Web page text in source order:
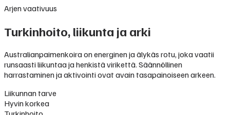
Arjen vaativuus
Turkinhoito, liikunta ja arki
Australianpaimenkoira on energinen ja älykäs rotu, joka vaatii
runsaasti liikuntaa ja henkistä virikettä. Säännöllinen
harrastaminen ja aktivointi ovat avain tasapainoiseen arkeen.
Liikunnan tarve
Hyvin korkea